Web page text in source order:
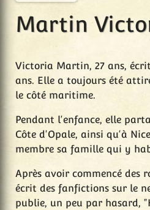
Martin
Victoria Martin, 27 ans,
ans. Elle a toujours été
le côté maritime.
Pendant l'enfance, elle
Côte d'Opale, ainsi qu'à
membre sa famille qui y
Après avoir commencé des
écrit des fanfictions sur le
publie, un peu par hasard,